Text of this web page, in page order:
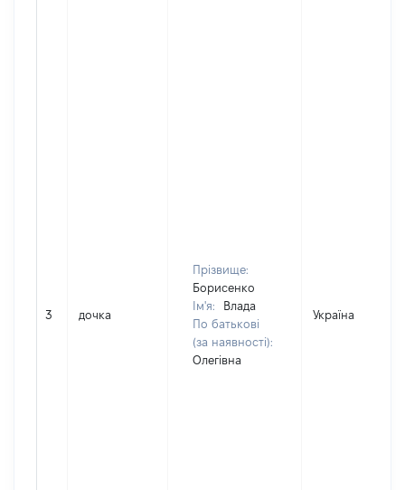
3 дочка
Прізвище:
Борисенко
Ім'я:
Влада
По батькові
(за наявності):
Олегівна
Україна